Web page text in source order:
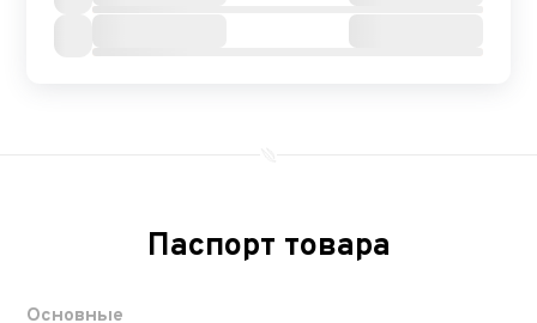
Паспорт товара
Основные